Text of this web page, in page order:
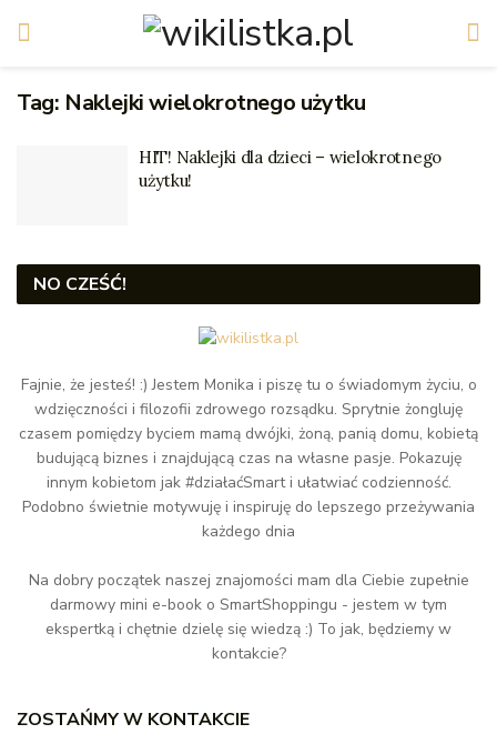
Tag: Naklejki wielokrotnego użytku
HIT! Naklejki dla dzieci – wielokrotnego
użytku!
NO CZEŚĆ!
Fajnie, że jesteś! :) Jestem Monika i piszę tu o świadomym życiu, o
wdzięczności i filozofii zdrowego rozsądku. Sprytnie żongluję
czasem pomiędzy byciem mamą dwójki, żoną, panią domu, kobietą
budującą biznes i znajdującą czas na własne pasje. Pokazuję
innym kobietom jak #działaćSmart i ułatwiać codzienność.
Podobno świetnie motywuję i inspiruję do lepszego przeżywania
każdego dnia
Na dobry początek naszej znajomości mam dla Ciebie zupełnie
darmowy mini e-book o SmartShoppingu - jestem w tym
ekspertką i chętnie dzielę się wiedzą :) To jak, będziemy w
kontakcie?
ZOSTAŃMY W KONTAKCIE